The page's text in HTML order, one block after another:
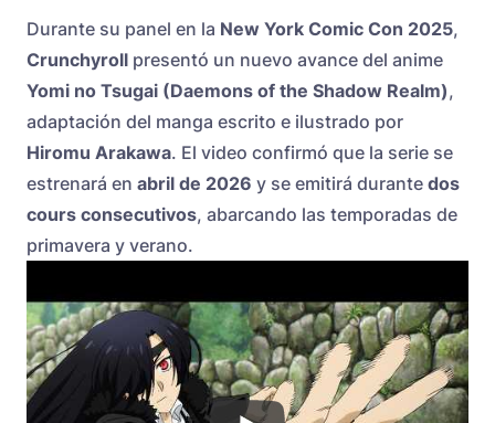
Durante su panel en la New York Comic Con 2025,
Crunchyroll presentó un nuevo avance del anime
Yomi no Tsugai (Daemons of the Shadow Realm),
adaptación del manga escrito e ilustrado por
Hiromu Arakawa. El video confirmó que la serie se
estrenará en abril de 2026 y se emitirá durante dos
cours consecutivos, abarcando las temporadas de
primavera y verano.